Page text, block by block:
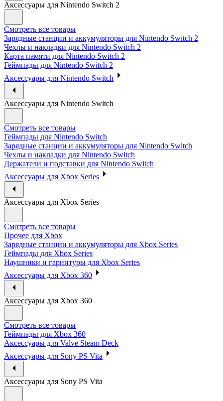
Аксессуары для Nintendo Switch 2
Смотреть все товары
Зарядные станции и аккумуляторы для Nintendo Switch 2
Чехлы и накладки для Nintendo Switch 2
Карта памяти для Nintendo Switch 2
Геймпады для Nintendo Switch 2
Аксессуары для Nintendo Switch
Аксессуары для Nintendo Switch
Смотреть все товары
Геймпады для Nintendo Switch
Зарядные станции и аккумуляторы для Nintendo Switch
Чехлы и накладки для Nintendo Switch
Держатели и подставки для Nintendo Switch
Аксессуары для Xbox Series
Аксессуары для Xbox Series
Смотреть все товары
Прочее для Xbox
Зарядные станции и аккумуляторы для Xbox Series
Геймпады для Xbox Series
Наушники и гарнитуры для Xbox Series
Аксессуары для Xbox 360
Аксессуары для Xbox 360
Смотреть все товары
Геймпады для Xbox 360
Аксессуары для Valve Steam Deck
Аксессуары для Sony PS Vita
Аксессуары для Sony PS Vita